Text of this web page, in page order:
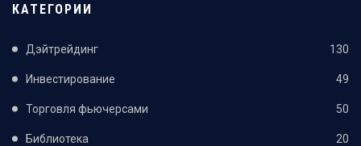
КАТЕГОРИИ
Дэйтрейдинг 130
Инвестирование 49
Торговля фьючерсами 50
Библиотека 20